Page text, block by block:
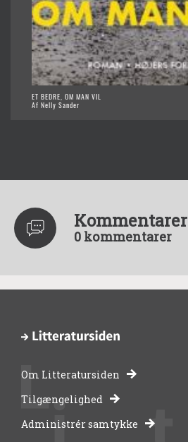
ET BEDRE, OM MAN VIL
Af Nelly Sander
Kommentarer
0 kommentarer
-
bibliotekernes
Om Litteratursiden
Tilgængelighed
Administrér samtykke